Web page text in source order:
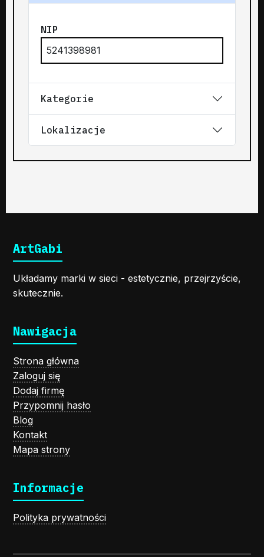
NIP
5241398981
Kategorie
Lokalizacje
ArtGabi
Układamy marki w sieci - estetycznie, przejrzyście,
skutecznie.
Nawigacja
Strona główna
Zaloguj się
Dodaj firmę
Przypomnij hasło
Blog
Kontakt
Mapa strony
Informacje
Polityka prywatności